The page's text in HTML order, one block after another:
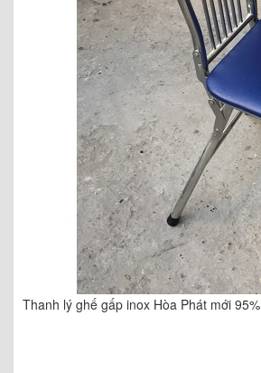
Thanh lý ghế gấp inox Hòa Phát mới 95%